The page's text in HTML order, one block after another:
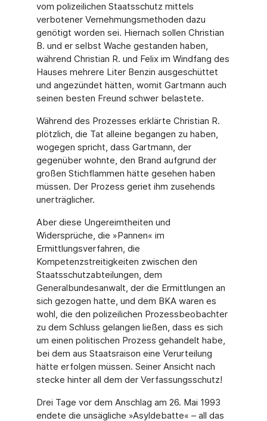
vom polizeilichen Staatsschutz mittels
verbotener Vernehmungsmethoden dazu
genötigt worden sei. Hiernach sollen Christian
B. und er selbst Wache gestanden haben,
während Christian R. und Felix im Windfang des
Hauses mehrere Liter Benzin ausgeschüttet
und angezündet hätten, womit Gartmann auch
seinen besten Freund schwer belastete.
Während des Prozesses erklärte Christian R.
plötzlich, die Tat alleine begangen zu haben,
wogegen spricht, dass Gartmann, der
gegenüber wohnte, den Brand aufgrund der
großen Stichflammen hätte gesehen haben
müssen. Der Prozess geriet ihm zusehends
unerträgli­cher.
Aber diese Ungereimtheiten und
Widersprüche, die »Pannen« im
Ermittlungsverfahren, die
Kompetenzstreitigkeiten zwischen den
Staatsschutzabteilungen, dem
Generalbundesan­walt, der die Ermittlungen an
sich gezogen hatte, und dem BKA waren es
wohl, die den polizeilichen Prozessbeobachter
zu dem Schluss gelangen ließen, dass es sich
um einen politischen Prozess gehandelt habe,
bei dem aus Staatsraison eine Verurteilung
hätte erfolgen müssen. Seiner Ansicht nach
stecke hinter all dem der Verfassungsschutz!
Drei Tage vor dem Anschlag am 26. Mai 1993
endete die unsägliche »Asyldebatte« – all das